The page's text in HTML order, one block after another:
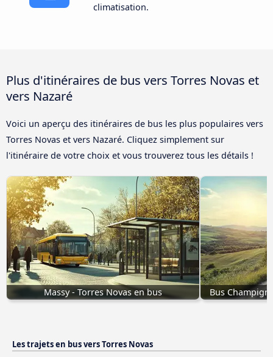
climatisation.
Plus d'itinéraires de bus vers Torres Novas et
vers Nazaré
Voici un aperçu des itinéraires de bus les plus populaires vers
Torres Novas et vers Nazaré. Cliquez simplement sur
l'itinéraire de votre choix et vous trouverez tous les détails !
Massy - Torres Novas en bus Bus
Les trajets en bus vers Torres Novas